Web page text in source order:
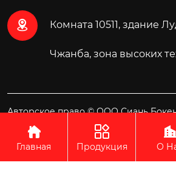
 Комната 10511, здание
Чжанба, зона высоких
Авторское право © ООО Сиань
Материалов Технология

Главная

Продукция

О